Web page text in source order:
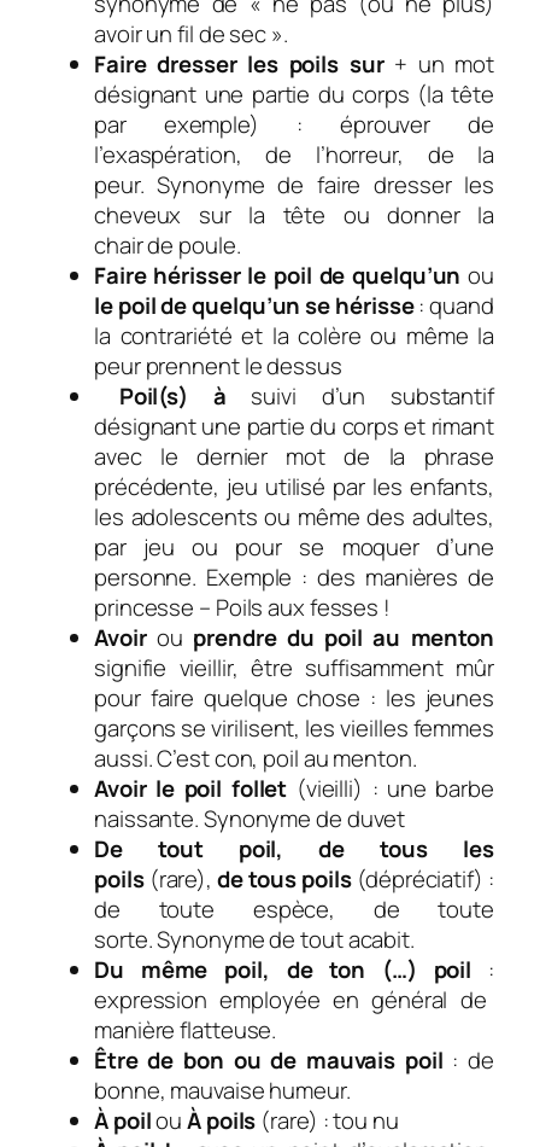
avoir un filde sec ».
Faire dresser les poils sur+ un mot
désignant une partie du corps (la tête
par exemple) : éprouver de
l’exaspération, de l’horreur, de la
peur. Synonyme de faire dresser les
cheveux
sur la tête oudonner la
chairde poule.
Fairehérisser le poil de quelqu’unou
le poil de quelqu’un se hérisse: quand
la contrariété et la colère ou même la
peur prennent le dessus
Poil(s) à suivi d’un substantif
désignant une partie du corps et rimant
avec le dernier mot de la phrase
précédente, jeu utilisé par les enfants,
les adolescents ou même des adultes,
par jeu ou pour se moquer d’une
personne. Exemple :des manières de
princesse – Poils aux fesses !
Avoirou prendre du poil au menton
signifie vieillir, être suffisamment mûr
pour faire quelque chose : les jeunes
garçons se virilisent, les vieilles femmes
aussi. C’est con, poil au menton.
Avoir le poil follet (vieilli) : une barbe
naissante.Synonyme de duvet
De tout poil, de tous les
poils(rare),de tous poils(dépréciatif) :
de toute espèce, de toute
sorte.Synonymede tout acabit.
Du même poil, de ton (…) poil :
expression employée en général de
manière flatteuse.
Être de bon oude mauvais poil : de
bonne, mauvaise humeur.
À poilouÀ poils (rare) : tou nu